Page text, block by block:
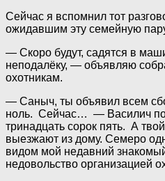
Сейчас я вспомнил тот
ожидавшим эту семейную
— Скоро будут, садятся в
неподалёку, — объявляю
охотникам.
— Саныч, ты объявил всем
ноль. Сейчас… — Василич
тринадцать сорок пять. А
выезжают из дому. Семеро
видом мой недавний
недовольство организацией